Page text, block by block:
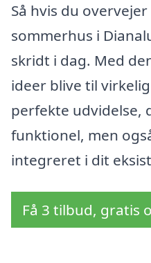
Så hvis du
sommerhus i
skridt i dag. Med
ideer blive til
perfekte udvidelse,
funktionel, men
integreret i dit
Få 3 tilbud, gratis